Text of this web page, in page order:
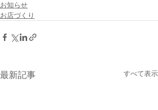
お知らせ
お店づくり
最新記事 すべて表示